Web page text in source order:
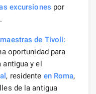
excursiones por
de Tivoli:
oportunidad para
antigua y el
, residente en Roma,
de la antigua